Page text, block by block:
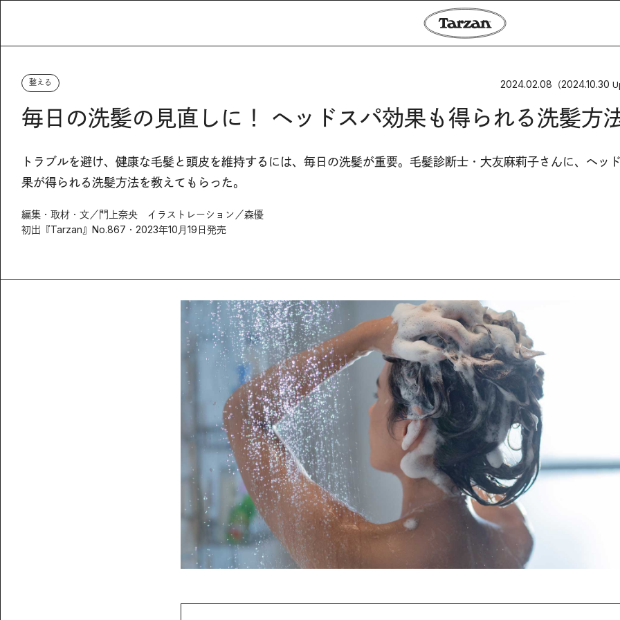
整える 2024.02.08 （2024.10.30
毎日の洗髪の見直しに！ ヘッドスパ効果も得られる洗髪方
トラブルを避け、健康な毛髪と頭皮を維持するには、毎日の洗髪が重要。毛髪診断士・大友麻莉子さんに、ヘッ
果が得られる洗髪方法を教えてもらった。
編集・取材・文／門上奈央 イラストレーション／森優
初出『Tarzan』No.867・2023年10月19日発売